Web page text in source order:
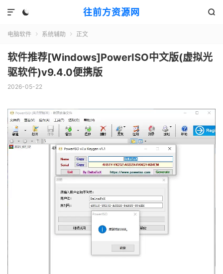
往前方资源网
 

电脑软件  系统辅助  正文
软件推荐[Windows]PowerISO中文版(虚拟光
驱软件)v9.4.0便携版
2026-05-22